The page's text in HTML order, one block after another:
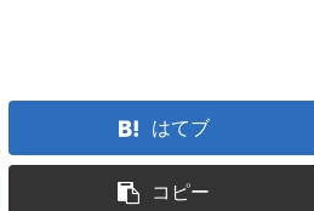
はてブ
コピー